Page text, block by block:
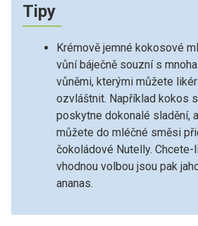
Tipy
Krémově jemné kokosové
vůní báječně souzní s
vůněmi, kterými můžete
ozvláštnit. Například kokos
poskytne dokonalé sladění,
můžete do mléčné směsi
čokoládové Nutelly.
vhodnou volbou jsou pak
ananas.